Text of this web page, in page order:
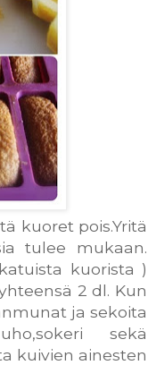
kuoret pois.Yritä
tulee mukaan.
kuorista )
2 dl. Kun
ja sekoita
sekä
kuivien ainesten